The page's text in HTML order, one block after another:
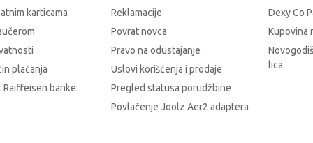
karticama
plaćanja
Raiffeisen banke
Reklamacije
Povrat novca
Pravo na odustajanje
Uslovi korišćenja i prodaje
Pregled statusa porudžbine
Povlačenje Joolz Aer2 adaptera
Dexy Co
Kupovina
lica